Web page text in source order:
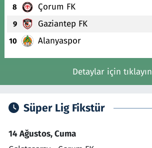
8 Çorum FK
9 Gaziantep FK
10 Alanyaspor
Detaylar için tıklayın
Süper Lig Fikstür
14 Ağustos, Cuma